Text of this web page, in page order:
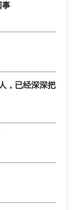
事
，已经深深把